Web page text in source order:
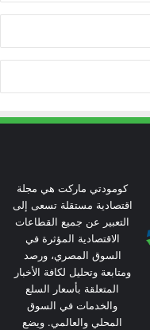
كومودتي ماركت هي مجلة
اقتصادية مستقلة تسعى إلى
التعبير عن جميع القطاعات
الاقتصادية المؤثرة في
السوق المصري، ورصد
ومتابعة وتحليل لكافة الأخبار
المتعلقة بأسعار السلع
والخدمات في السوق
المحلي والعالمي. ويضع